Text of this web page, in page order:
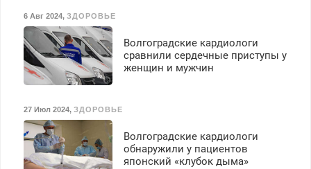
6 Авг 2024, ЗДОРОВЬЕ
Волгоградские кардиологи
сравнили сердечные приступы у
женщин и мужчин
27 Июл 2024, ЗДОРОВЬЕ
Волгоградские кардиологи
обнаружили у пациентов
японский «клубок дыма»